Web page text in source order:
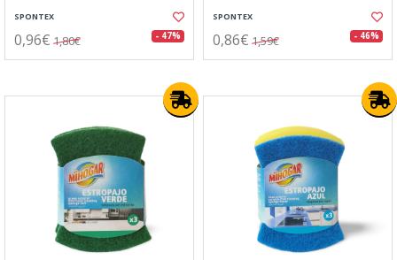
SPONTEX
0,96€ 1,80€ - 47%
SPONTEX
0,86€ 1,59€ - 46%